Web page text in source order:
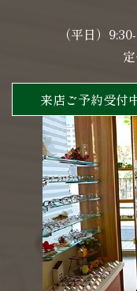
（平日）
来店ご予約受付